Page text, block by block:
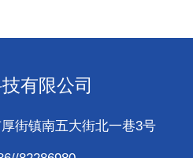
有限公司
街镇南五大街北一巷3号